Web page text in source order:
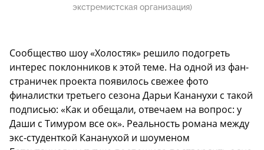
экстремистская организация)
Сообщество шоу «Холостяк» решило подогреть
интерес поклонников к этой теме. На одной из фан-
страничек проекта появилось свежее фото
финалистки третьего сезона Дарьи Кананухи с такой
подписью: «Как и обещали, отвечаем на вопрос: у
Даши с Тимуром все ок». Реальность романа между
экс-студенткой Кананухой и шоуменом